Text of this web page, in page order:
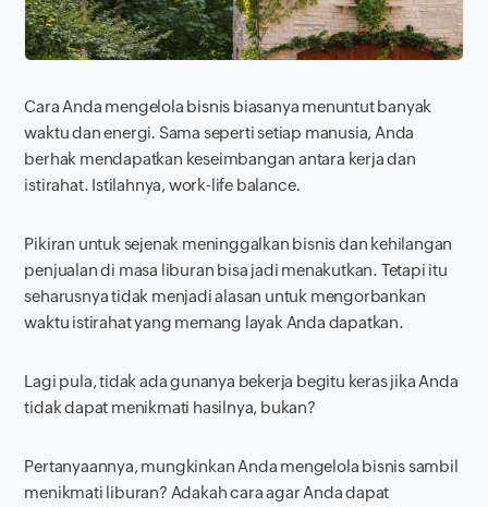
Cara Anda mengelola bisnis biasanya menuntut banyak
waktu dan energi. Sama seperti setiap manusia, Anda
berhak mendapatkan keseimbangan antara kerja dan
istirahat. Istilahnya,work-life balance.
Pikiran untuk sejenak meninggalkan bisnis dan kehilangan
penjualan di masa liburan bisa jadi menakutkan. Tetapi itu
seharusnya tidak menjadi alasan untuk mengorbankan
waktu istirahat yang memang layak Anda dapatkan.
Lagi pula, tidak ada gunanya bekerja begitu keras jika Anda
tidak dapat menikmati hasilnya, bukan?
Pertanyaannya, mungkinkan Anda mengelola bisnis sambil
menikmati liburan? Adakah cara agar Anda dapat